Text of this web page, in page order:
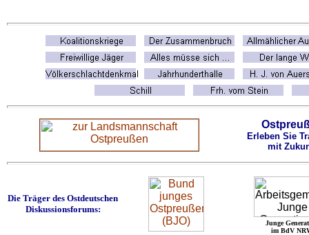
Erleben Sie
mit
Die Träger des Ostdeutschen
Diskussionsforums:
Junge
im BdV